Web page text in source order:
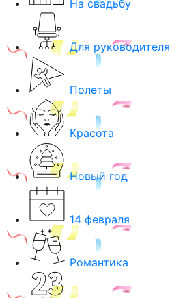
На свадьбу
Для руководителя
Полеты
Красота
Новый год
14 февраля
Романтика